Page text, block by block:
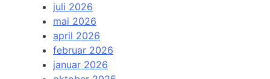
juli 2026
mai 2026
april 2026
februar 2026
januar 2026